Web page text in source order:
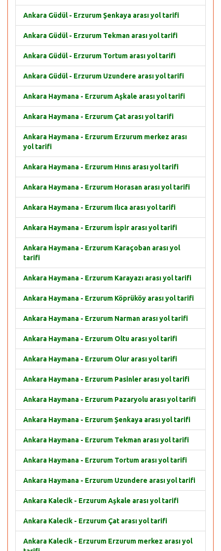
Ankara Güdül - Erzurum Şenkaya arası yol tarifi
Ankara Güdül - Erzurum Tekman arası yol tarifi
Ankara Güdül - Erzurum Tortum arası yol tarifi
Ankara Güdül - Erzurum Uzundere arası yol tarifi
Ankara Haymana - Erzurum Aşkale arası yol tarifi
Ankara Haymana - Erzurum Çat arası yol tarifi
Ankara Haymana - Erzurum Erzurum merkez arası
yol tarifi
Ankara Haymana - Erzurum Hınıs arası yol tarifi
Ankara Haymana - Erzurum Horasan arası yol tarifi
Ankara Haymana - Erzurum Ilıca arası yol tarifi
Ankara Haymana - Erzurum İspir arası yol tarifi
Ankara Haymana - Erzurum Karaçoban arası yol
tarifi
Ankara Haymana - Erzurum Karayazı arası yol tarifi
Ankara Haymana - Erzurum Köprüköy arası yol tarifi
Ankara Haymana - Erzurum Narman arası yol tarifi
Ankara Haymana - Erzurum Oltu arası yol tarifi
Ankara Haymana - Erzurum Olur arası yol tarifi
Ankara Haymana - Erzurum Pasinler arası yol tarifi
Ankara Haymana - Erzurum Pazaryolu arası yol tarifi
Ankara Haymana - Erzurum Şenkaya arası yol tarifi
Ankara Haymana - Erzurum Tekman arası yol tarifi
Ankara Haymana - Erzurum Tortum arası yol tarifi
Ankara Haymana - Erzurum Uzundere arası yol tarifi
Ankara Kalecik - Erzurum Aşkale arası yol tarifi
Ankara Kalecik - Erzurum Çat arası yol tarifi
Ankara Kalecik - Erzurum Erzurum merkez arası yol